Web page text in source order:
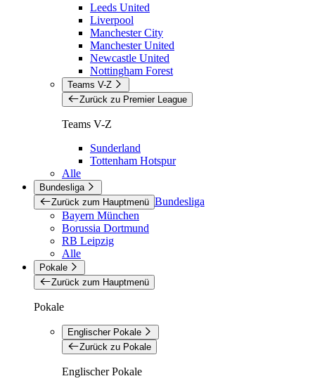
Leeds United
Liverpool
Manchester City
Manchester United
Newcastle United
Nottingham Forest
Teams V-Z
Zurück zu Premier League
Teams V-Z
Sunderland
Tottenham Hotspur
Alle
Bundesliga
Zurück zum Hauptmenü Bundesliga
Bayern München
Borussia Dortmund
RB Leipzig
Alle
Pokale
Zurück zum Hauptmenü
Pokale
Englischer Pokale
Zurück zu Pokale
Englischer Pokale